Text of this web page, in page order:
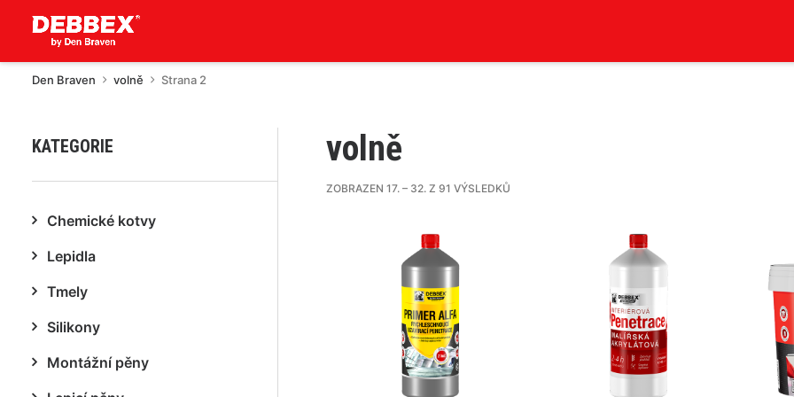
Den Braven volně Strana 2
KATEGORIE
Chemické kotvy
Lepidla
Tmely
Silikony
Montážní pěny
volně
ZOBRAZEN 17. – 32. Z 91 VÝSLEDKŮ